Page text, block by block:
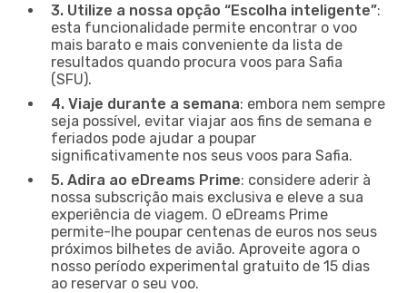
3. Utilize a nossa opção “Escolha inteligente”:
esta funcionalidade permite encontrar o voo
mais barato e mais conveniente da lista de
resultados quando procura voos para Safia
(SFU).
4. Viaje durante a semana: embora nem sempre
seja possível, evitar viajar aos fins de semana e
feriados pode ajudar a poupar
significativamente nos seus voos para Safia.
5. Adira ao eDreams Prime: considere aderir à
nossa subscrição mais exclusiva e eleve a sua
experiência de viagem. O eDreams Prime
permite-lhe poupar centenas de euros nos seus
próximos bilhetes de avião. Aproveite agora o
nosso período experimental gratuito de 15 dias
ao reservar o seu voo.